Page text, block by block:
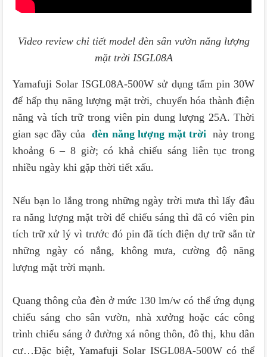
Video review chi tiết model đèn sân vườn năng lượng
mặt trời ISGL08A
Yamafuji Solar ISGL08A-500W sử dụng tấm pin 30W
để hấp thụ năng lượng mặt trời, chuyển hóa thành điện
năng và tích trữ trong viên pin dung lượng 25A. Thời
gian sạc đầy của đèn năng lượng mặt trời này trong
khoảng 6 – 8 giờ; có khả chiếu sáng liên tục trong
nhiều ngày khi gặp thời tiết xấu.
Nếu bạn lo lắng trong những ngày trời mưa thì lấy đâu
ra năng lượng mặt trời để chiếu sáng thì đã có viên pin
tích trữ xử lý vì trước đó pin đã tích điện dự trữ sẵn từ
những ngày có nắng, không mưa, cường độ năng
lượng mặt trời mạnh.
Quang thông của đèn ở mức 130 lm/w có thể ứng dụng
chiếu sáng cho sân vườn, nhà xưởng hoặc các công
trình chiếu sáng ở đường xá nông thôn, đô thị, khu dân
cư…Đặc biệt, Yamafuji Solar ISGL08A-500W có thể